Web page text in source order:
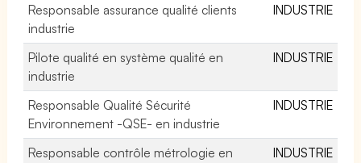
Responsable assurance qualité clients
industrie
INDUSTRIE
Pilote qualité en système qualité en
industrie
INDUSTRIE
Responsable Qualité Sécurité
Environnement -QSE- en industrie
INDUSTRIE
Responsable contrôle métrologie en
INDUSTRIE